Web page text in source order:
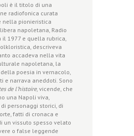
è il titolo di una
radiofonica curata
nella pionieristica
napoletana, Radio
il 1977 e quella rubrica,
descriveva
accadeva nella vita
napoletana, la
poesia in vernacolo,
e narrava aneddoti. Sono
de l’histoire, vicende, che
una Napoli viva,
personaggi storici, di
fatti di cronaca e
un vissuto spesso velato
o false leggende